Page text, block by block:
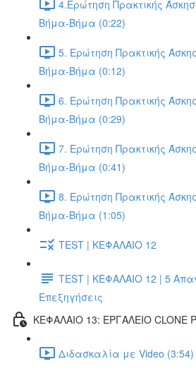
4.Ερώτηση Πρακτικής
Βήμα-Βήμα (0:22)
5. Ερώτηση Πρακτικής
Βήμα-Βήμα (0:12)
6. Ερώτηση Πρακτικής
Βήμα-Βήμα (0:29)
7. Ερώτηση Πρακτικής
Βήμα-Βήμα (0:41)
8. Ερώτηση Πρακτικής
Βήμα-Βήμα (1:05)
TEST | ΚΕΦΑΛΑΙΟ 12
TEST | ΚΕΦΑΛΑΙΟ 12 | 5
Επεξηγήσεις
ΚΕΦΑΛΑΙΟ 13: ΕΡΓΑΛΕΙΟ CLONE
Διδασκαλία με Video (3:54)